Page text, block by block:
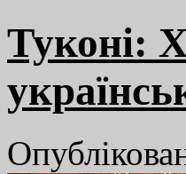
Туконі: